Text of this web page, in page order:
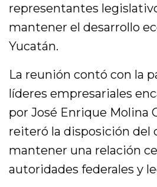
representantes
mantener el desarrollo
Yucatán.
La reunión contó con la
líderes empresariales
porJosé Enrique Molina
reiteró la disposición del
mantener una relación
autoridades federales y